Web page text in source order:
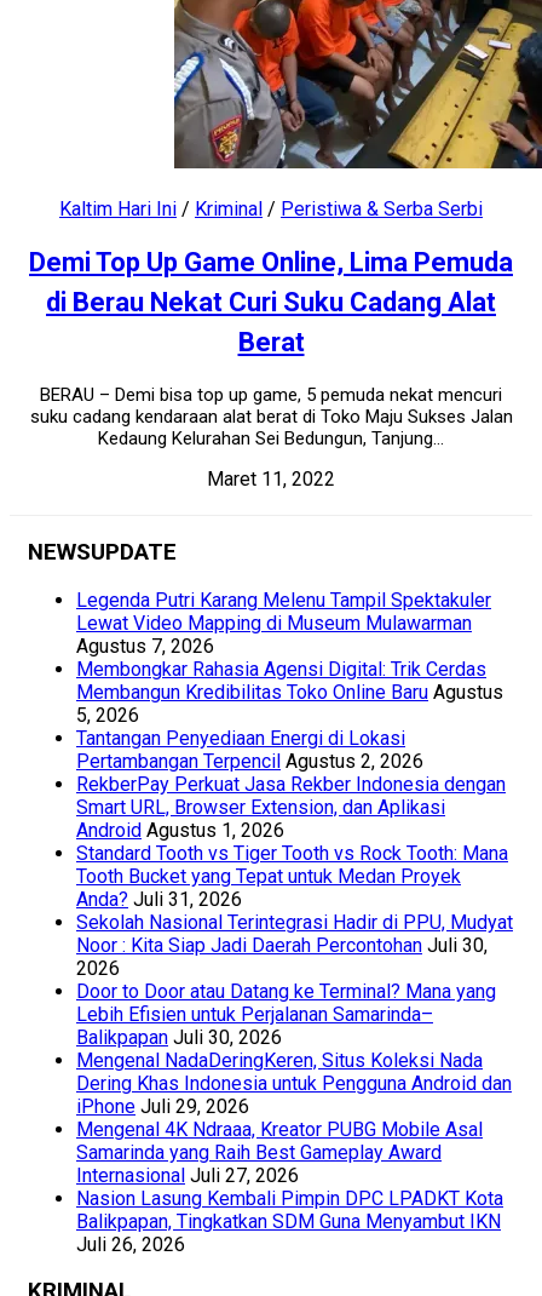
Kaltim Hari Ini / Kriminal / Peristiwa & Serba Serbi
Demi Top Up Game Online, Lima Pemuda
di Berau Nekat Curi Suku Cadang Alat
Berat
BERAU – Demi bisa top up game, 5 pemuda nekat mencuri
suku cadang kendaraan alat berat di Toko Maju Sukses Jalan
Kedaung Kelurahan Sei Bedungun, Tanjung...
Maret 11, 2022
NEWSUPDATE
Legenda Putri Karang Melenu Tampil Spektakuler
Lewat Video Mapping di Museum Mulawarman
Agustus 7, 2026
Membongkar Rahasia Agensi Digital: Trik Cerdas
Membangun Kredibilitas Toko Online Baru Agustus
5, 2026
Tantangan Penyediaan Energi di Lokasi
Pertambangan Terpencil Agustus 2, 2026
RekberPay Perkuat Jasa Rekber Indonesia dengan
Smart URL, Browser Extension, dan Aplikasi
Android Agustus 1, 2026
Standard Tooth vs Tiger Tooth vs Rock Tooth: Mana
Tooth Bucket yang Tepat untuk Medan Proyek
Anda? Juli 31, 2026
Sekolah Nasional Terintegrasi Hadir di PPU, Mudyat
Noor : Kita Siap Jadi Daerah Percontohan Juli 30,
2026
Door to Door atau Datang ke Terminal? Mana yang
Lebih Efisien untuk Perjalanan Samarinda–
Balikpapan Juli 30, 2026
Mengenal NadaDeringKeren, Situs Koleksi Nada
Dering Khas Indonesia untuk Pengguna Android dan
iPhone Juli 29, 2026
Mengenal 4K Ndraaa, Kreator PUBG Mobile Asal
Samarinda yang Raih Best Gameplay Award
Internasional Juli 27, 2026
Nasion Lasung Kembali Pimpin DPC LPADKT Kota
Balikpapan, Tingkatkan SDM Guna Menyambut IKN
Juli 26, 2026